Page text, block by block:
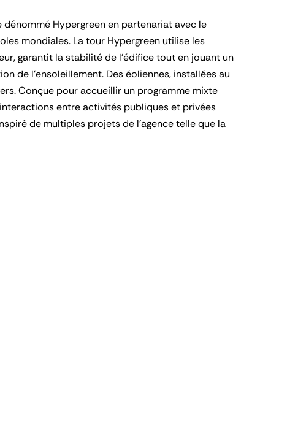
Hypergreen en partenariat avec le
mondiales. La tour Hypergreen utilise les
garantit la stabilité de l’édifice tout en jouant un
de l’ensoleillement. Des éoliennes, installées au
Conçue pour accueillir un programme mixte
entre activités publiques et privées
de multiples projets de l’agence telle que la